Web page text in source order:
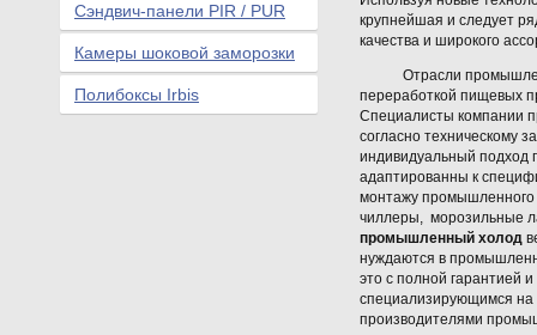
крупнейшая и следует
качества и широкого
Отрасли
переработкой пищевых
Специалисты компании
согласно техническому
индивидуальный подход
адаптированны к
монтажу промышленного
чиллеры, морозильные
промышленный холод
нуждаются в
это с полной гарантией
специализирующимся
производителями
Сэндвич-панели PIR / PUR
Камеры шоковой заморозки
Полибоксы Irbis